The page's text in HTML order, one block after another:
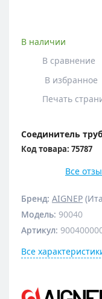
В наличии
В сравнение
В избранное
Печать
Соединитель
Код товара: 75787
Все
Бренд: AIGNEP
Модель: 90040
Артикул:
Все